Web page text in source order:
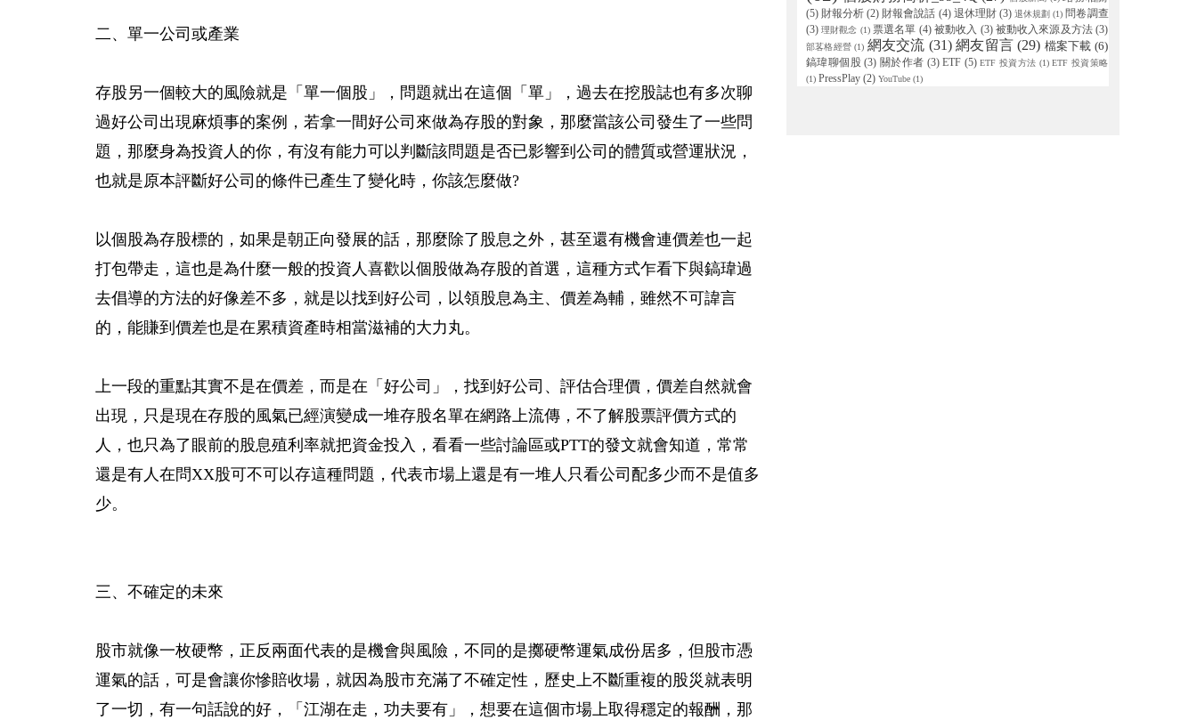
二、單一公司或產業
存股另一個較大的風險就是「單一個股」，問題就出在這個「單」，過去在挖股誌也有多次聊
過好公司出現麻煩事的案例，若拿一間好公司來做為存股的對象，那麼當該公司發生了一些問
題，那麼身為投資人的你，有沒有能力可以判斷該問題是否已影響到公司的體質或營運狀況，
也就是原本評斷好公司的條件已產生了變化時，你該怎麼做?
以個股為存股標的，如果是朝正向發展的話，那麼除了股息之外，甚至還有機會連價差也一起
打包帶走，這也是為什麼一般的投資人喜歡以個股做為存股的首選，這種方式乍看下與鎬瑋過
去倡導的方法的好像差不多，就是以找到好公司，以領股息為主、價差為輔，雖然不可諱言
的，能賺到價差也是在累積資產時相當滋補的大力丸。
上一段的重點其實不是在價差，而是在「好公司」，找到好公司、評估合理價，價差自然就會
出現，只是現在存股的風氣已經演變成一堆存股名單在網路上流傳，不了解股票評價方式的
人，也只為了眼前的股息殖利率就把資金投入，看看一些討論區或PTT的發文就會知道，常常
還是有人在問XX股可不可以存這種問題，代表市場上還是有一堆人只看公司配多少而不是值多
少。
三、不確定的未來
股市就像一枚硬幣，正反兩面代表的是機會與風險，不同的是擲硬幣運氣成份居多，但股市憑
運氣的話，可是會讓你慘賠收場，就因為股市充滿了不確定性，歷史上不斷重複的股災就表明
了一切，有一句話說的好，「江湖在走，功夫要有」，想要在這個市場上取得穩定的報酬，那
(5) 財報分析 (2) 財報會說話 (4) 退休理財 (3) 退休規劃 (1) 問卷調查
(3) 理財觀念 (1) 票選名單 (4) 被動收入 (3) 被動收入來源及方法 (3)
部茖格經營 (1) 網友交流 (31) 網友留言 (29) 檔案下載 (6)
鎬瑋聊個股 (3) 關於作者 (3) ETF (5) ETF 投資方法 (1) ETF 投資策略
(1) PressPlay (2) YouTube (1)